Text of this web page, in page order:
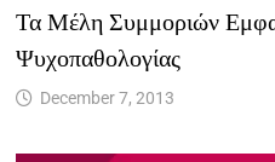
Τα Μέλη Συμμοριών
Ψυχοπαθολογίας
December 7, 2013